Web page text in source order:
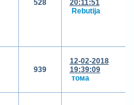
528
20:11:51
Rebutija
939
12-02-2018
19:39:09
тома